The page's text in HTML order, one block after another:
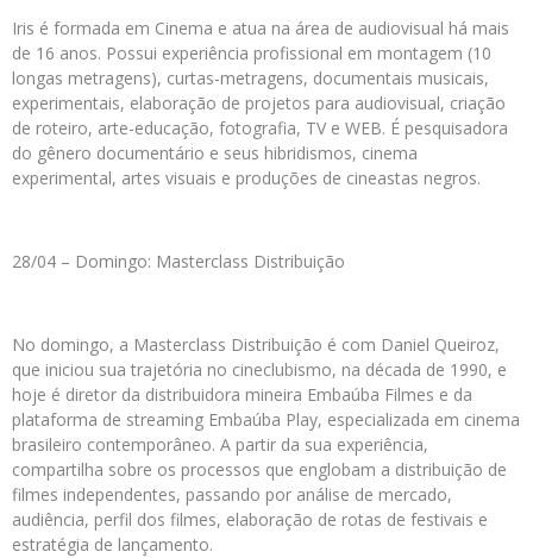
Iris é formada em Cinema e atua na área de audiovisual há mais
de 16 anos. Possui experiência profissional em montagem (10
longas metragens), curtas-metragens, documentais musicais,
experimentais, elaboração de projetos para audiovisual, criação
de roteiro, arte-educação, fotografia, TV e WEB. É pesquisadora
do gênero documentário e seus hibridismos, cinema
experimental, artes visuais e produções de cineastas negros.
28/04 – Domingo: Masterclass Distribuição
No domingo, a Masterclass Distribuição é com Daniel Queiroz,
que iniciou sua trajetória no cineclubismo, na década de 1990, e
hoje é diretor da distribuidora mineira Embaúba Filmes e da
plataforma de streaming Embaúba Play, especializada em cinema
brasileiro contemporâneo. A partir da sua experiência,
compartilha sobre os processos que englobam a distribuição de
filmes independentes, passando por análise de mercado,
audiência, perfil dos filmes, elaboração de rotas de festivais e
estratégia de lançamento.